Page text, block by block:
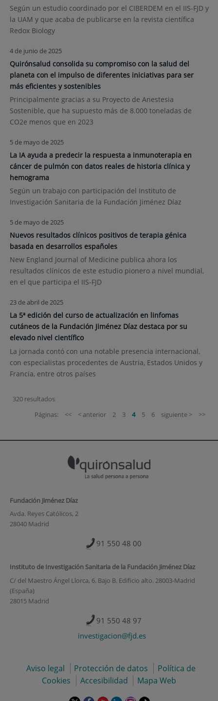
Según un estudio coordinado por el CIBERDEM en el IIS-FJD y
la UAM y que acaba de publicarse en la revista científica
Redox Biology
4 de junio de 2025
Quirónsalud consolida su compromiso con la salud del
planeta con el impulso de diferentes iniciativas para ser
más eficientes y sostenibles
Principalmente gracias a su Proyecto de Anestesia
Sostenible, que ha supuesto más de 8.000 toneladas de
CO2e menos que en 2023
5 de mayo de 2025
La IA ayuda a predecir la respuesta a inmunoterapia en
cáncer de pulmón con datos reales de historia clínica y
hemograma
Según un trabajo con participación del Instituto de
Investigación Sanitaria de la Fundación Jiménez Díaz
5 de mayo de 2025
Nuevos resultados clínicos positivos de terapia génica
basada en desarrollos españoles
New England Journal of Medicine publica ahora los
resultados clínicos de este estudio pionero a nivel mundial,
en el que participa el IIS-FJD
23 de abril de 2025
La 5ª edición del curso de actualización en linfomas
cutáneos de la Fundación Jiménez Díaz destaca por su
elevado nivel científico
La jornada contó con una notable presencia internacional,
con especialistas procedentes de Austria, Estados Unidos y
Francia, entre otros países
320 resultados
Páginas:
<< < anterior 2 3 4 5 6 siguiente > >>
Fundación Jiménez Díaz
Avda. Reyes Católicos, 2
28040 Madrid
91 550 48 00
Instituto de Investigación Sanitaria de la Fundación Jiménez Díaz
C/ del Maestro Ángel Llorca, 6. Bajo B. Edificio alto. 28003-Madrid
(España)
28015 Madrid
91 550 48 97
investigacion@fjd.es
Aviso legal Protección de datos
Política de
Cookies
Accesibilidad Mapa Web